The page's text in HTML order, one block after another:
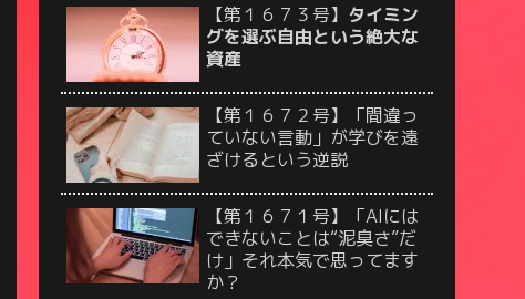
【第１６７３号】 タイミン
グを選ぶ自由という絶大な
資産
【第１６７２号】「間違っ
ていない言動」が学びを遠
ざけるという逆説
【第１６７１号】「AIには
できないことは“泥臭さ”だ
け」それ本気で思ってます
か？